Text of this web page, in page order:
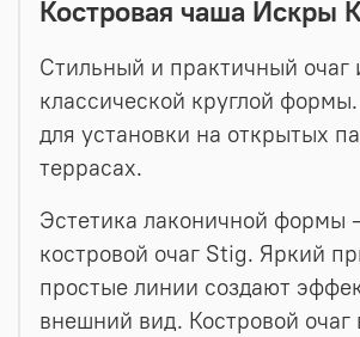
Костровая чаша Искры
Стильный и практичный очаг
классической круглой
для установки на открытых
террасах.
Эстетика лаконичной формы
костровой очаг Stig. Яркий
простые линии создают
внешний вид. Костровой очаг